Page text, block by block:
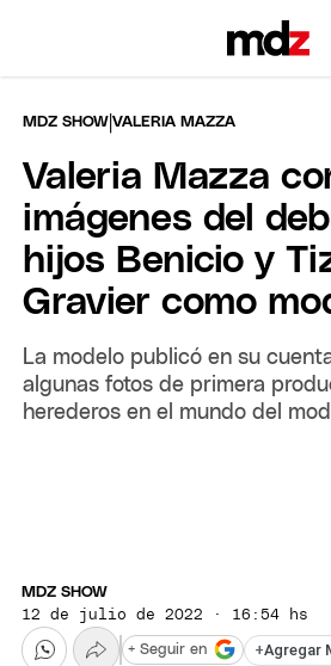
MDZ SHOW |VALERIA MAZZA
Valeria Mazza
imágenes del
hijos Benicio y
Gravier como
La modelo publicó en su
algunas fotos de primera
herederos en el mundo del
MDZ SHOW
12 de julio de 2022 · 16:54 hs
+Agregar
+ Seguir en